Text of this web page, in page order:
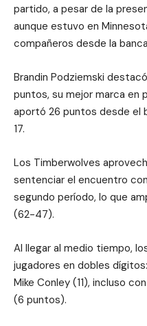
partido, a pesar de la
aunque estuvo en
compañeros desde la
Brandin Podziemski
puntos, su mejor marca en
aportó 26 puntos desde el
17.
Los Timberwolves
sentenciar el encuentro
segundo período, lo que
(62-47).
Al llegar al medio tiempo,
jugadores en dobles
Mike Conley (11), incluso
(6 puntos).